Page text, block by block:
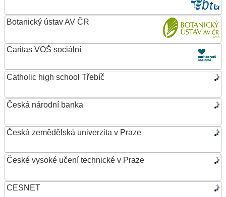
Botanický ústav AV ČR
Caritas VOŠ sociální
Catholic high school Třebíč
Česká národní banka
Česká zemědělská univerzita v Praze
České vysoké učení technické v Praze
CESNET